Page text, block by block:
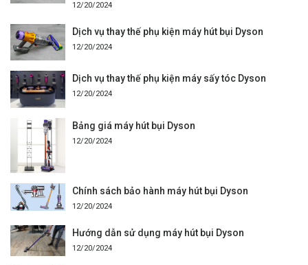
12/20/2024
Dịch vụ thay thế phụ kiện máy hút bụi Dyson
12/20/2024
Dịch vụ thay thế phụ kiện máy sấy tóc Dyson
12/20/2024
Bảng giá máy hút bụi Dyson
12/20/2024
Chính sách bảo hành máy hút bụi Dyson
12/20/2024
Hướng dẫn sử dụng máy hút bụi Dyson
12/20/2024